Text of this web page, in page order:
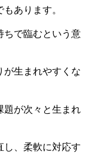
あります。
で臨むという意
生まれやすくな
が次々と生まれ
、柔軟に対応す